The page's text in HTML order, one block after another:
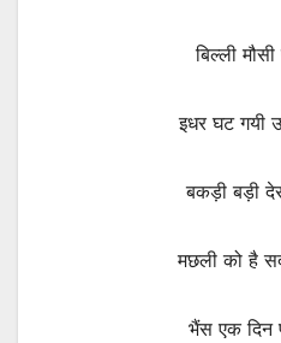
बिल्ली
इधर घट गयी
बकड़ी बड़ी
मछली को है
भैंस एक दिन